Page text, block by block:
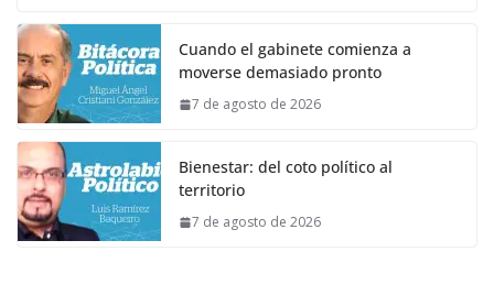
Cuando el gabinete comienza a
moverse demasiado pronto
7 de agosto de 2026
Bienestar: del coto político al
territorio
7 de agosto de 2026